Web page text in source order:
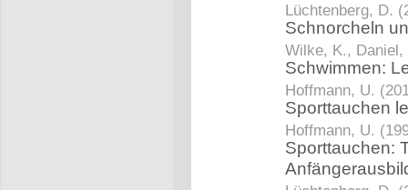
Lüchtenberg, D.
Schnorcheln
Wilke, K., Daniel,
Schwimmen:
Hoffmann, U.
Sporttauchen
Hoffmann, U.
Sporttauchen: